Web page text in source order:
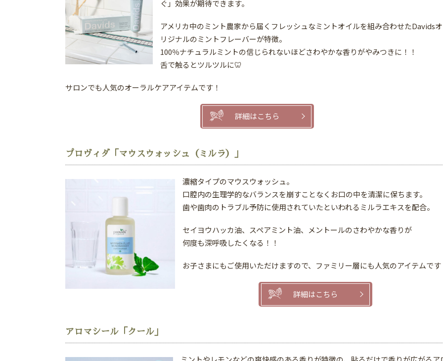
ぐ」効果が期待できます。
アメリカ中のミント農家から届くフレッシュなミントオイルを組み合わせたDavidsオ
リジナルのミントフレーバーが特徴。
100％ナチュラルミントの信じられないほどさわやかな香りがやみつきに！！
舌で触るとツルツルに🦷
サロンでも人気のオーラルケアアイテムです！
詳細はこちら
プロヴィダ「マウスウォッシュ（ミルラ）」
濃縮タイプのマウスウォッシュ。
口腔内の生理学的なバランスを崩すことなくお口の中を清潔に保ちます。
歯や歯肉のトラブル予防に使用されていたといわれるミルラエキスを配合。
セイヨウハッカ油、スペアミント油、メントールのさわやかな香りが
何度も深呼吸したくなる！！
お子さまにもご使用いただけますので、ファミリー層にも人気のアイテムです
詳細はこちら
アロマシール「クール」